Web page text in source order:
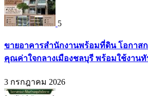
5
ขายอาคารสำนักงานพร้อมที่ดิน โอกาส
คุณค่าใจกลางเมืองชลบุรี พร้อมใช้งานทั
3 กรกฎาคม 2026